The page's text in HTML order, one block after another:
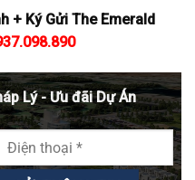
+ Ký Gửi The Emerald
Lý - Ưu đãi Dự Án